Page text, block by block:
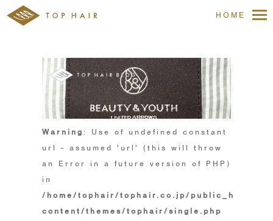
HOME
Warning : Use of undefined constant
url - assumed 'url' (this will throw
an Error in a future version of PHP)
in
/home/tophair/tophair.co.jp/public_html/
content/themes/tophair/single.php